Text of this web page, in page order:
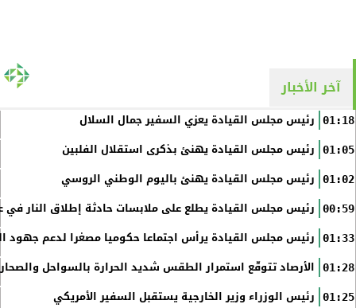
آخر الأخبار
01:18 رئيس مجلس القيادة يعزي السفير جمال السلال
01:05 رئيس مجلس القيادة يهنئ بذكرى استقلال الفلبين
01:02 رئيس مجلس القيادة يهنئ باليوم الوطني الروسي
00:59 رئيس مجلس القيادة يطلع على ملابسات حادثة إطلاق النار في
01:33 رئيس مجلس القيادة يرأس اجتماعا حكوميا مصغرا لدعم جهود
01:28 الأرصاد تتوقّع استمرار الطقس شديد الحرارة بالسواحل
01:25 رئيس الوزراء وزير الخارجية يستقبل السفير الأمريكي